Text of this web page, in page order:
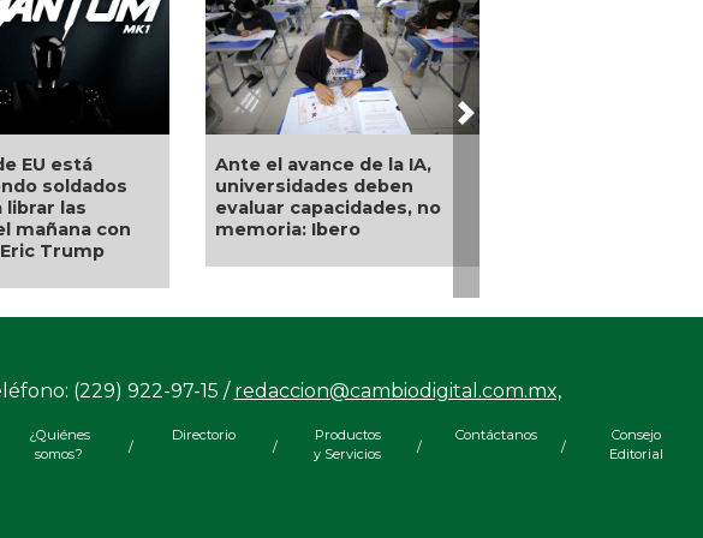
de la IA,
deben
no
Comienza el pago de la
Beca Rita Cetina 2026:
calendario por apellido del
3 al 14 de agosto
Next
(229) 922-97-15 / redaccion@cambiodigital.com.mx,
¿Quiénes
somos?
/
Directorio
/
Productos
y Servicios
/
Contáctanos
/
Consejo
Editorial